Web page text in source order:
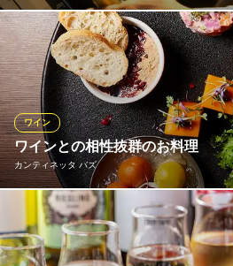
当店常駐のソムリエ・ソムリエールが
わせたワインをお選びいただけるよう
だきます。お好きな味わい、地方・産
どなど… ご要望に応じてご案内させて
でお困りでしたら、何なりとお申し付
ワインビストロ マルゴ丸の内
圧巻4mワインセラー
ＪＲ東京駅南口 徒歩5分
東京都千代田区丸の内2-6-1 丸の内ブリックス
ワインとの相性抜群のお料理
カンティネッタ バズ
ワイン
オフィス街の中にある、私たちの小さ
ン蔵”＝“カンティネッタ”を表現し、
おります。気軽に楽しんでいただける